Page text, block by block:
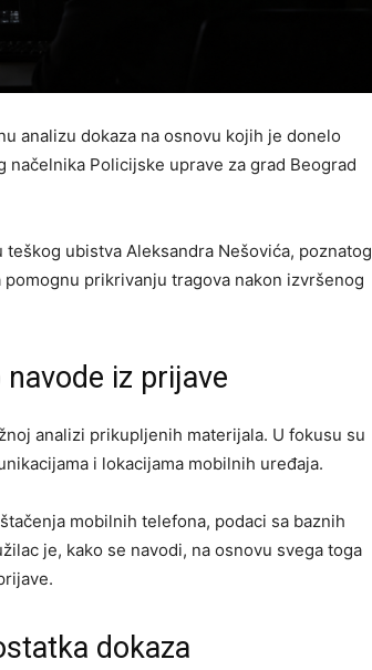
analizu dokaza na osnovu kojih je donelo
Policijske uprave za grad Beograd
ubistva Aleksandra Nešovića, poznatog
prikrivanju tragova nakon izvršenog
iz prijave
analizi prikupljenih materijala. U fokusu su
i lokacijama mobilnih uređaja.
mobilnih telefona, podaci sa baznih
je, kako se navodi, na osnovu svega toga
dokaza